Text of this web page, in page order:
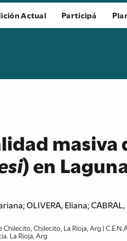
Actual Participá
masiva
) en
OLIVERA, Eliana;
Chilecito, La Rioja, Arg |
La Rioja, Arg